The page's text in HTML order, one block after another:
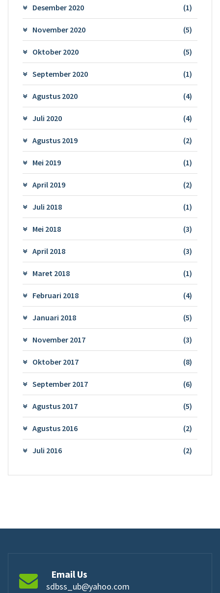
Desember 2020 (1)
November 2020 (5)
Oktober 2020 (5)
September 2020 (1)
Agustus 2020 (4)
Juli 2020 (4)
Agustus 2019 (2)
Mei 2019 (1)
April 2019 (2)
Juli 2018 (1)
Mei 2018 (3)
April 2018 (3)
Maret 2018 (1)
Februari 2018 (4)
Januari 2018 (5)
November 2017 (3)
Oktober 2017 (8)
September 2017 (6)
Agustus 2017 (5)
Agustus 2016 (2)
Juli 2016 (2)
Email Us
sdbss_ub@yahoo.com